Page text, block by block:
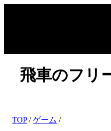
飛車のフリ
TOP/ゲーム /